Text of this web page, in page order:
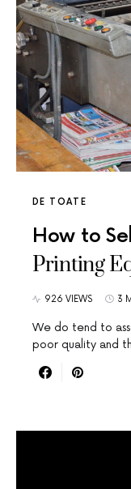
DE TOATE
How to
Printing
926 VIEWS 3
We do tend to
poor quality and